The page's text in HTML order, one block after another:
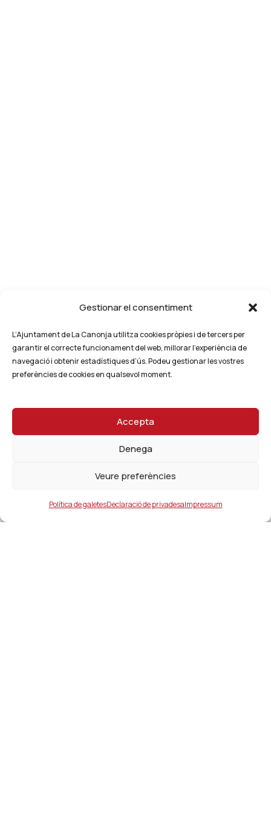
Gestionar el consentiment
L’Ajuntament de La Canonja utilitza cookies pròpies i de tercers per
garantir el correcte funcionament del web, millorar l’experiència de
navegació i obtenir estadístiques d’ús. Podeu gestionar les vostres
preferències de cookies en qualsevol moment.
Accepta
Denega
Veure preferències
Política de galetesDeclaració de privadesaImpressum